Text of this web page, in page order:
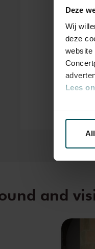
Deze
Wij
deze
website
Lees
Via de
We
and